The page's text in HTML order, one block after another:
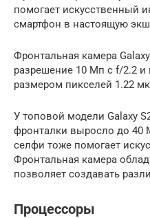
помогает искусственный
смартфон в настоящую
Фронтальная камера
разрешение 10 Мп с f/2.2
размером пикселей 1.22
У топовой модели Galaxy
фронталки выросло до 40
селфи тоже помогает
Фронтальная камера
позволяет создавать
Процессоры